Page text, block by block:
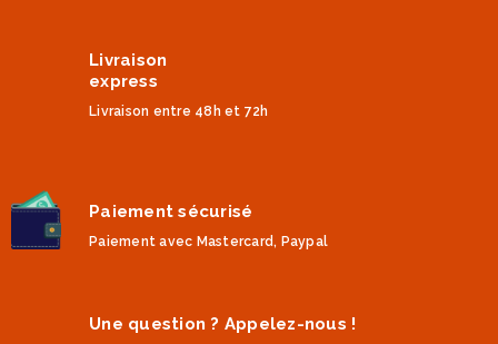
Livraison
express
Livraison entre 48h et 72h
Paiement sécurisé
Paiement avec Mastercard, Paypal
Une question ? Appelez-nous !